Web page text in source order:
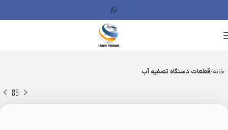
خانه قطعات دستگاه تصفیه آب